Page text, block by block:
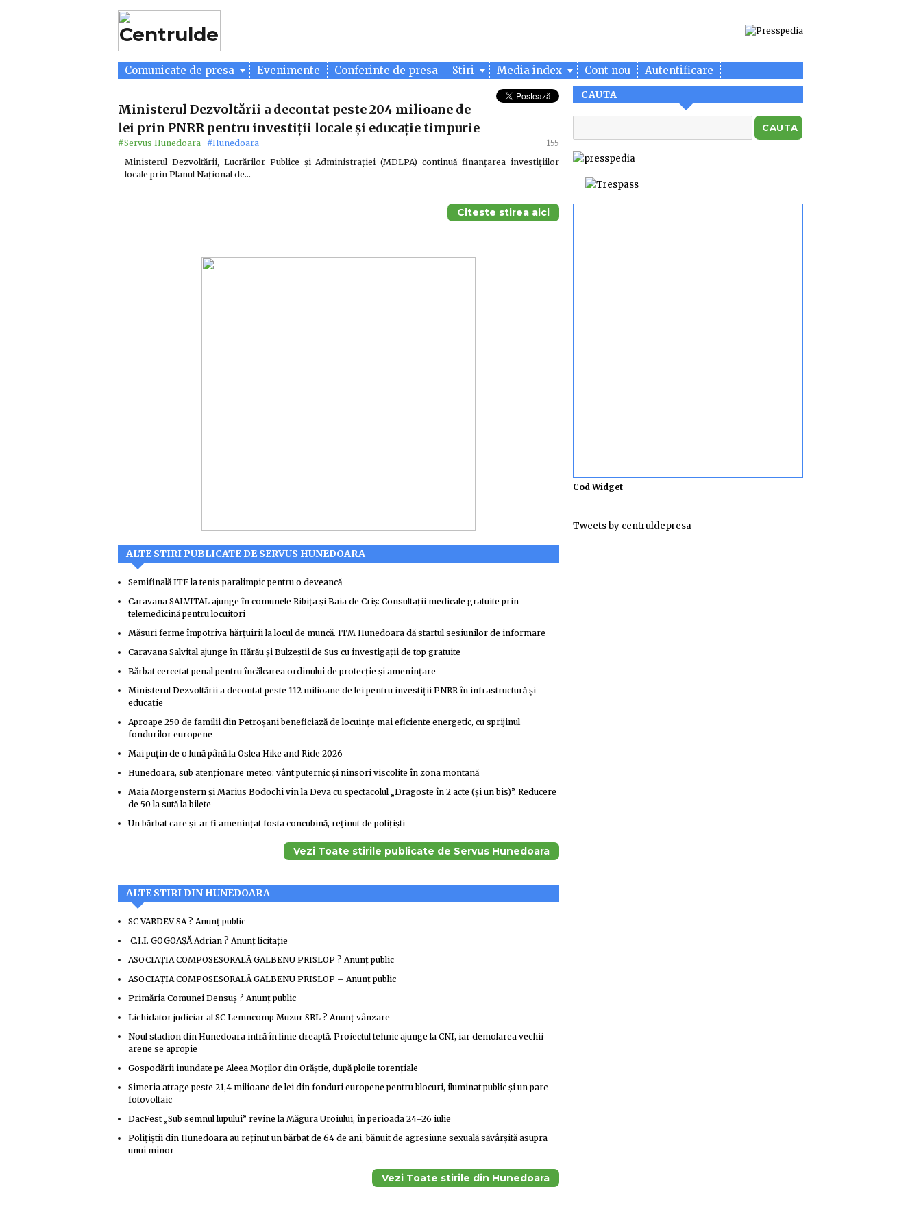
Comunicate de presa Evenimente Conferinte de presa Stiri Media index Cont nou Autentificare
Ministerul Dezvoltării a decontat peste 204 milioane de
lei prin PNRR pentru investiții locale și educație timpurie
#Servus Hunedoara #Hunedoara
155
Ministerul Dezvoltării, Lucrărilor Publice și Administrației (MDLPA) continuă finanțarea investițiilor
locale prin Planul Național de…
Citeste stirea aici
ALTE STIRI PUBLICATE DE SERVUS HUNEDOARA
Semifinală ITF la tenis paralimpic pentru o deveancă
Caravana SALVITAL ajunge în comunele Ribița și Baia de Criș: Consultații medicale gratuite prin
telemedicină pentru locuitori
Măsuri ferme împotriva hărțuirii la locul de muncă. ITM Hunedoara dă startul sesiunilor de informare
Caravana Salvital ajunge în Hărău și Bulzeștii de Sus cu investigații de top gratuite
Bărbat cercetat penal pentru încălcarea ordinului de protecție și amenințare
Ministerul Dezvoltării a decontat peste 112 milioane de lei pentru investiții PNRR în infrastructură și
educație
Aproape 250 de familii din Petroșani beneficiază de locuințe mai eficiente energetic, cu sprijinul
fondurilor europene
Mai puțin de o lună până la Oslea Hike and Ride 2026
Hunedoara, sub atenționare meteo: vânt puternic și ninsori viscolite în zona montană
Maia Morgenstern și Marius Bodochi vin la Deva cu spectacolul „Dragoste în 2 acte (și un bis)”. Reducere
de 50 la sută la bilete
Un bărbat care și-ar fi amenințat fosta concubină, reținut de polițiști
Vezi Toate stirile publicate de Servus Hunedoara
ALTE STIRI DIN HUNEDOARA
SC VARDEV SA ? Anunţ public
C.I.I. GOGOAŞĂ Adrian ? Anunţ licitaţie
ASOCIAȚIA COMPOSESORALĂ GALBENU PRISLOP ? Anunţ public
ASOCIAȚIA COMPOSESORALĂ GALBENU PRISLOP – Anunţ public
Primăria Comunei Densuş ? Anunţ public
Lichidator judiciar al SC Lemncomp Muzur SRL ? Anunţ vânzare
Noul stadion din Hunedoara intră în linie dreaptă. Proiectul tehnic ajunge la CNI, iar demolarea vechii
arene se apropie
Gospodării inundate pe Aleea Moților din Orăștie, după ploile torențiale
Simeria atrage peste 21,4 milioane de lei din fonduri europene pentru blocuri, iluminat public și un parc
fotovoltaic
DacFest „Sub semnul lupului” revine la Măgura Uroiului, în perioada 24–26 iulie
Polițiștii din Hunedoara au reținut un bărbat de 64 de ani, bănuit de agresiune sexuală săvârșită asupra
unui minor
Vezi Toate stirile din Hunedoara
CAUTA
Cod Widget
Tweets by centruldepresa